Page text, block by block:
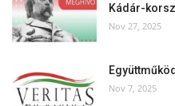
Kádár-
Nov 27, 2025
Nov 7, 2025